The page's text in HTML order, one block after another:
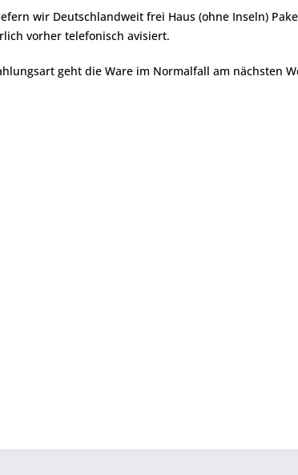
wir Deutschlandweit frei Haus (ohne Inseln)
vorher telefonisch avisiert.
geht die Ware im Normalfall am nächsten